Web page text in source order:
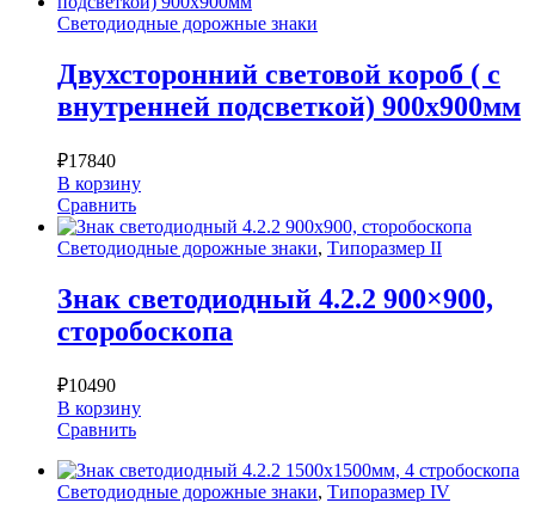
Светодиодные дорожные знаки
Двухсторонний световой короб ( с
внутренней подсветкой) 900х900мм
₽17840
В корзину
Сравнить
Светодиодные дорожные знаки, Типоразмер II
Знак светодиодный 4.2.2 900×900,
сторобоскопа
₽10490
В корзину
Сравнить
Светодиодные дорожные знаки, Типоразмер IV